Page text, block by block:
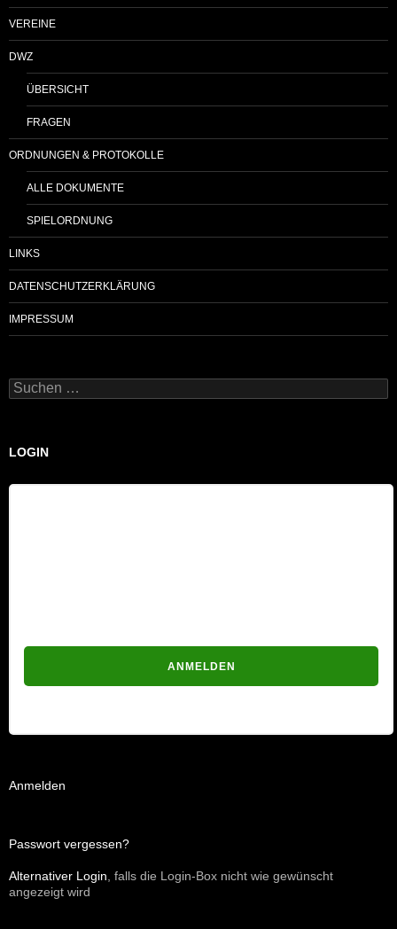
VEREINE
DWZ
ÜBERSICHT
FRAGEN
ORDNUNGEN & PROTOKOLLE
ALLE DOKUMENTE
SPIELORDNUNG
LINKS
DATENSCHUTZERKLÄRUNG
IMPRESSUM
Suchen
nach:
LOGIN
Anmelden
Passwort vergessen?
Alternativer Login , falls die Login-Box nicht wie gewünscht
angezeigt wird